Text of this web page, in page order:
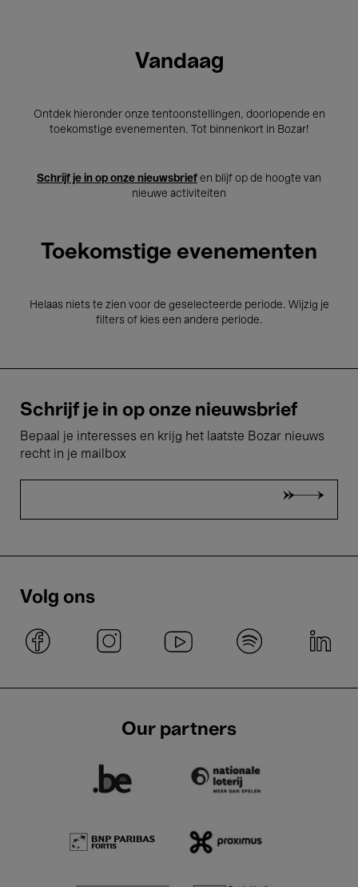
Vandaag
Ontdek hieronder onze tentoonstellingen, doorlopende en
toekomstige evenementen. Tot binnenkort in Bozar!
Schrijf je in op onze nieuwsbrief en blijf op de hoogte van
nieuwe activiteiten
Toekomstige evenementen
Helaas niets te zien voor de geselecteerde periode. Wijzig je
filters of kies een andere periode.
Schrijf je in op onze nieuwsbrief
Bepaal je interesses en krijg het laatste Bozar nieuws
recht in je mailbox
Volg ons
Our partners